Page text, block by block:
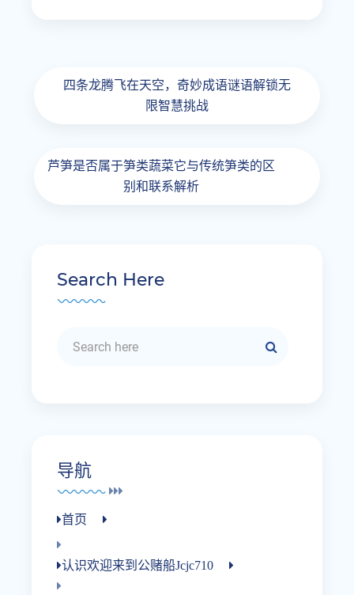
四条龙腾飞在天空，奇妙成语谜语解锁无
限智慧挑战
芦笋是否属于笋类蔬菜它与传统笋类的区
别和联系解析
Search Here
导航
首页
认识欢迎来到公赌船jcjc710